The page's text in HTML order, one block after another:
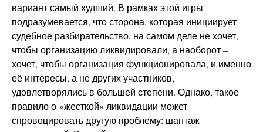
вариант самый худший. В рамках этой игры
подразумевается, что сторона, которая инициирует
судебное разбирательство, на самом деле не хочет,
чтобы организацию ликвидировали, а наоборот –
хочет, чтобы организация функционировала, и именно
её интересы, а не других участников,
удовлетворялись в большей степени. Однако, такое
правило о «жесткой» ликвидации может
спровоцировать другую проблему: шантаж